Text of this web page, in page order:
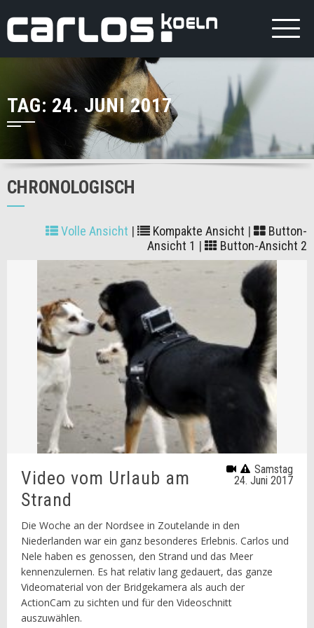
TAG: 24. JUNI 2017
CHRONOLOGISCH
Volle Ansicht | Kompakte Ansicht |
Button-
Ansicht 1 | Button-Ansicht 2
Samstag
24. Juni 2017
Video vom Urlaub am
Strand
Die Woche an der Nordsee in Zoutelande in den
Niederlanden war ein ganz besonderes Erlebnis. Carlos und
Nele haben es genossen, den Strand und das Meer
kennenzulernen. Es hat relativ lang gedauert, das ganze
Videomaterial von der Bridgekamera als auch der
ActionCam zu sichten und für den Videoschnitt
auszuwählen.